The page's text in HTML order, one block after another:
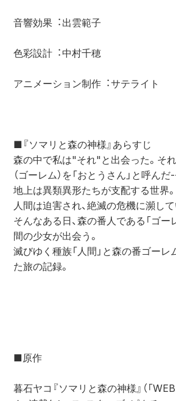
⾳響効果︓出雲範⼦
⾊彩設計︓中村千穂
アニメーション制作︓サテライト
■『ソマリと森の神様』あらすじ
森の中で私は"それ"と出会った。それ
（ゴーレム）を「おとうさん」と呼んだ
地上は異類異形たちが支配する世界。
人間は迫害され、絶滅の危機に瀕して
そんなある日、森の番人である「ゴー
間の少女が出会う。
滅びゆく種族「人間」と森の番ゴー
た旅の記録。
■原作
暮⽯ヤコ『ソマリと森の神様』（「